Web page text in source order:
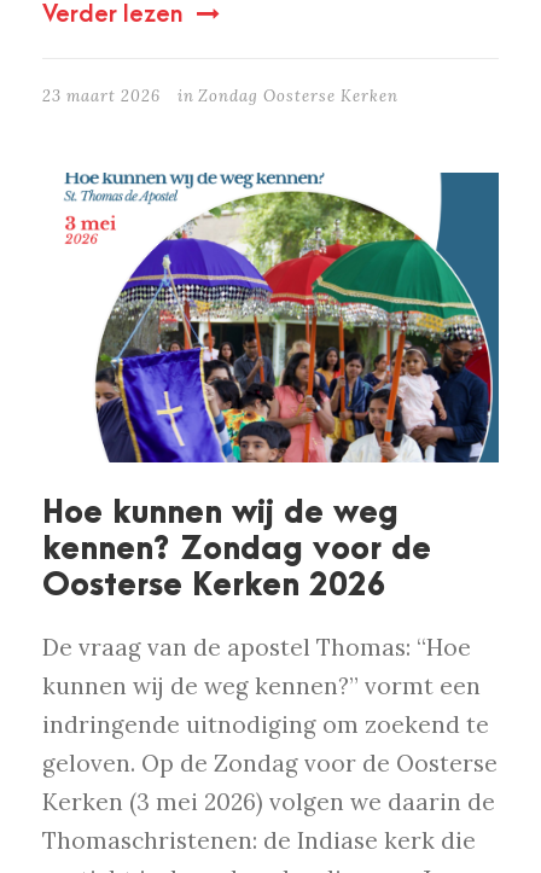
Verder lezen
23 maart 2026 in Zondag Oosterse Kerken
Hoe kunnen wij de weg
kennen? Zondag voor de
Oosterse Kerken 2026
De vraag van de apostel Thomas: “Hoe
kunnen wij de weg kennen?” vormt een
indringende uitnodiging om zoekend te
geloven. Op de Zondag voor de Oosterse
Kerken (3 mei 2026) volgen we daarin de
Thomaschristenen: de Indiase kerk die